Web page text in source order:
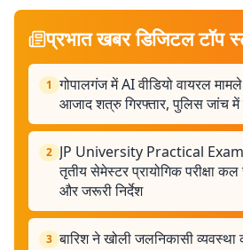
प्रभात खबर डिजिटल टॉप
1 गोपालगंज में AI वीडियो वायरल
आजाद शत्रु गिरफ्तार, पुलिस जांच में
2 JP University Practical
तृतीय सेमेस्टर प्रायोगिक परीक्षा
और जरूरी निर्देश
3 बारिश ने खोली जलनिकासी व्यवस्था